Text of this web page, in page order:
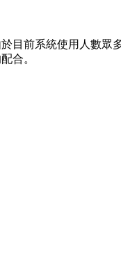
目前系統使用人數眾
合。